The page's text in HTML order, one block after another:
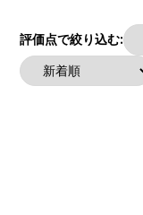
評価点で絞り込む: